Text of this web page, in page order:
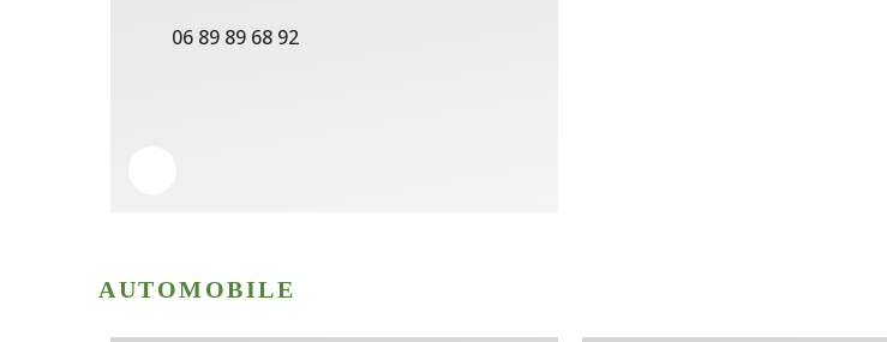
06 89 89 68 92
AUTOMOBILE